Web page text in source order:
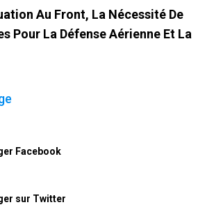
Au Front, La Nécessité De
Pour La Défense Aérienne Et La
Facebook
sur Twitter